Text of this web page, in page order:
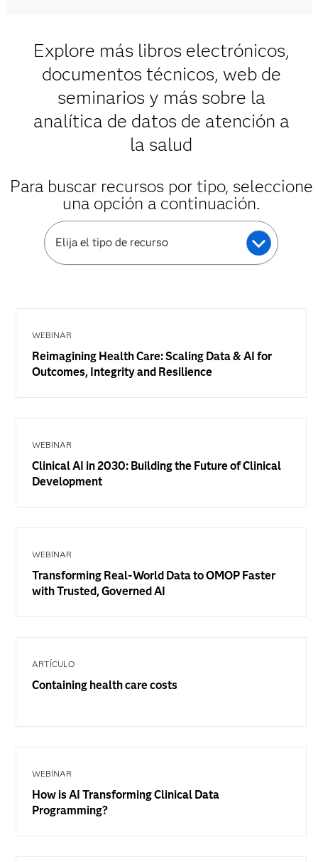
Explore más libros electrónicos,
documentos técnicos, web de
seminarios y más sobre la
analítica de datos de atención a
la salud
Para buscar recursos por tipo, seleccione
una opción a continuación.
Elija el tipo de recurso
WEBINAR
Reimagining Health Care: Scaling Data & AI for
Outcomes, Integrity and Resilience
WEBINAR
Clinical AI in 2030: Building the Future of Clinical
Development
WEBINAR
Transforming Real-World Data to OMOP Faster
with Trusted, Governed AI
ARTÍCULO
Containing health care costs
WEBINAR
How is AI Transforming Clinical Data
Programming?